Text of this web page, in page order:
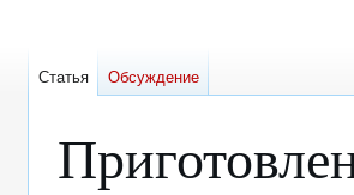
Статья Обсуждение